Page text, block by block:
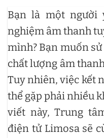
Bạn là một người
nghiệm âm thanh
mình? Bạn muốn
chất lượng âm
Tuy nhiên, việc kết
thể gặp phải nhiều
viết này, Trung
điện tử Limosa sẽ